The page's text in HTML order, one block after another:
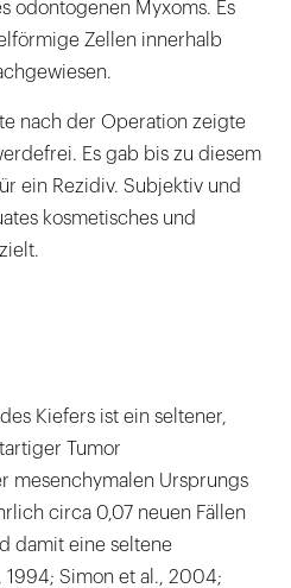
odontogenen Myxoms. Es
Zellen innerhalb
nach der Operation zeigte
Es gab bis zu diesem
ein Rezidiv. Subjektiv und
kosmetisches und
Kiefers ist ein seltener,
Tumor
mesenchymalen Ursprungs
circa 0,07 neuen Fällen
damit eine seltene
1994; Simon et al., 2004;